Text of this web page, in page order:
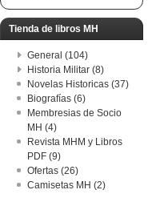
Tienda de libros MH
General (104)
Historia Militar (8)
Novelas Historicas (37)
Biografías (6)
Membresias de Socio
MH (4)
Revista MHM y Libros
PDF (9)
Ofertas (26)
Camisetas MH (2)